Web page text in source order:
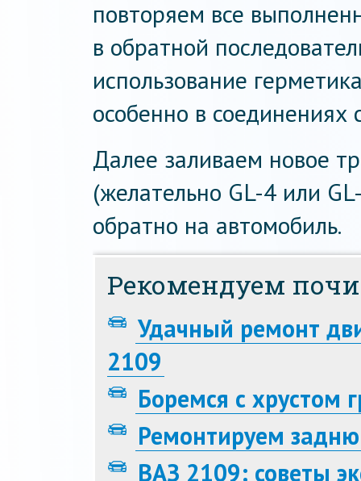
повторяем все
в обратной
использование
особенно в соединениях
Далее заливаем новое
(желательно GL-4 или
обратно на автомобиль.
Рекомендуем
Удачный ремонт
2109
Боремся с хрустом
Ремонтируем
ВАЗ 2109: советы